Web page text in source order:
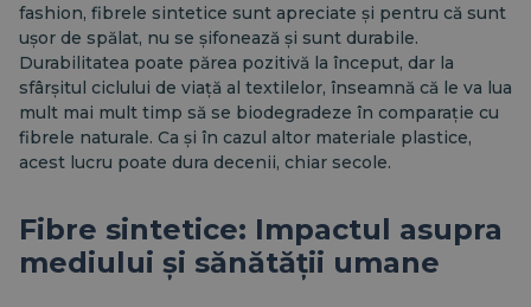
fashion, fibrele sintetice sunt apreciate și pentru că sunt
ușor de spălat, nu se șifonează și sunt durabile.
Durabilitatea poate părea pozitivă la început, dar la
sfârșitul ciclului de viață al textilelor, înseamnă că le va lua
mult mai mult timp să se biodegradeze în comparație cu
fibrele naturale. Ca și în cazul altor materiale plastice,
acest lucru poate dura decenii, chiar secole.
Fibre sintetice: Impactul asupra
mediului și sănătății umane